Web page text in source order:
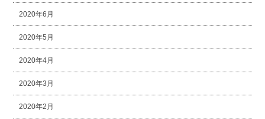
2020年6月
2020年5月
2020年4月
2020年3月
2020年2月